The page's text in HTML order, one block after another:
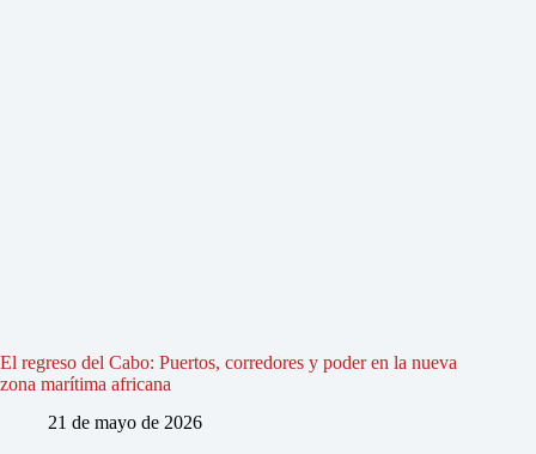
El regreso del Cabo: Puertos, corredores y poder en la nueva
zona marítima africana
21 de mayo de 2026